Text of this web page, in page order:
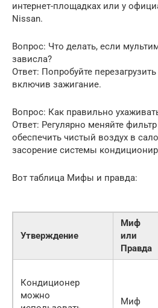
интернет-площадках или у
Nissan.
Вопрос: Что делать, если
зависла?
Ответ: Попробуйте
включив зажигание.
Вопрос: Как правильно
Ответ: Регулярно меняйте
обеспечить чистый воздух в
засорение системы
Вот таблица Мифы и правда:
Утверждение
Миф
или
Правда
Кондиционер
можно
Миф